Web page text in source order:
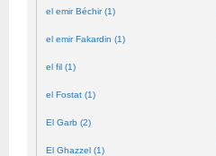
el emir Béchir (1)
el emir Fakardin (1)
el fil (1)
el Fostat (1)
El Garb (2)
El Ghazzel (1)